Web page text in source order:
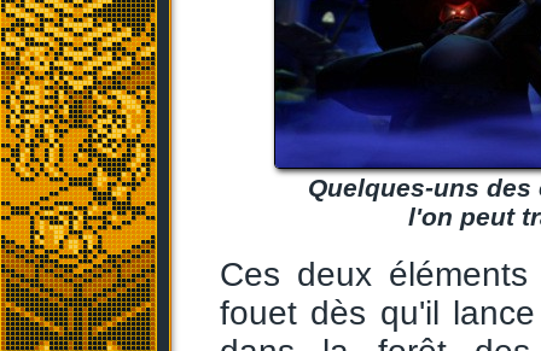
Quelques-uns
l'on peut
Ces deux
fouet dès qu'il